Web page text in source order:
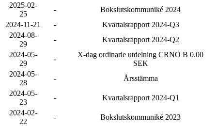
2025-02-
25
-
Bokslutskommuniké 2024
2024-11-21
-
Kvartalsrapport 2024-Q3
2024-08-
29
-
Kvartalsrapport 2024-Q2
2024-05-
29
-
X-dag ordinarie utdelning CRNO B 0.00
SEK
2024-05-
28
-
Årsstämma
2024-05-
23
-
Kvartalsrapport 2024-Q1
2024-02-
22
-
Bokslutskommuniké 2023